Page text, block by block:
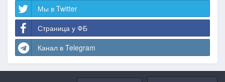
Мы в Twitter
Страница у ФБ
Канал в Telegram